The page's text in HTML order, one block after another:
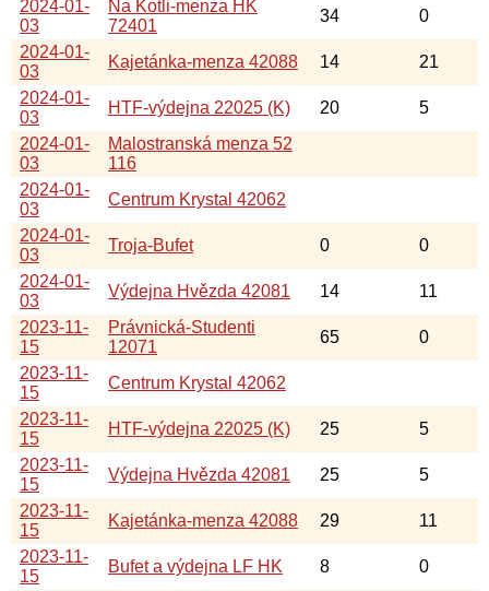
2024-01-
03
Na Kotli-menza HK
72401
34
0
2024-01-
03
Kajetánka-menza 42088 14
21
2024-01-
03
HTF-výdejna 22025 (K) 20
5
2024-01-
03
Malostranská menza 52
116
2024-01-
03
Centrum Krystal 42062
2024-01-
03
Troja-Bufet 0
0
2024-01-
03
Výdejna Hvězda 42081 14
11
2023-11-
15
Právnická-Studenti
12071
65
0
2023-11-
15
Centrum Krystal 42062
2023-11-
15
HTF-výdejna 22025 (K) 25
5
2023-11-
15
Výdejna Hvězda 42081 25
5
2023-11-
15
Kajetánka-menza 42088 29
11
2023-11-
15
Bufet a výdejna LF HK 8
0